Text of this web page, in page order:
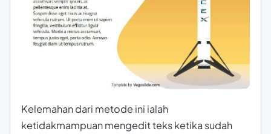
Kelemahan dari metode ini ialah
ketidakmampuan mengedit teks ketika sudah